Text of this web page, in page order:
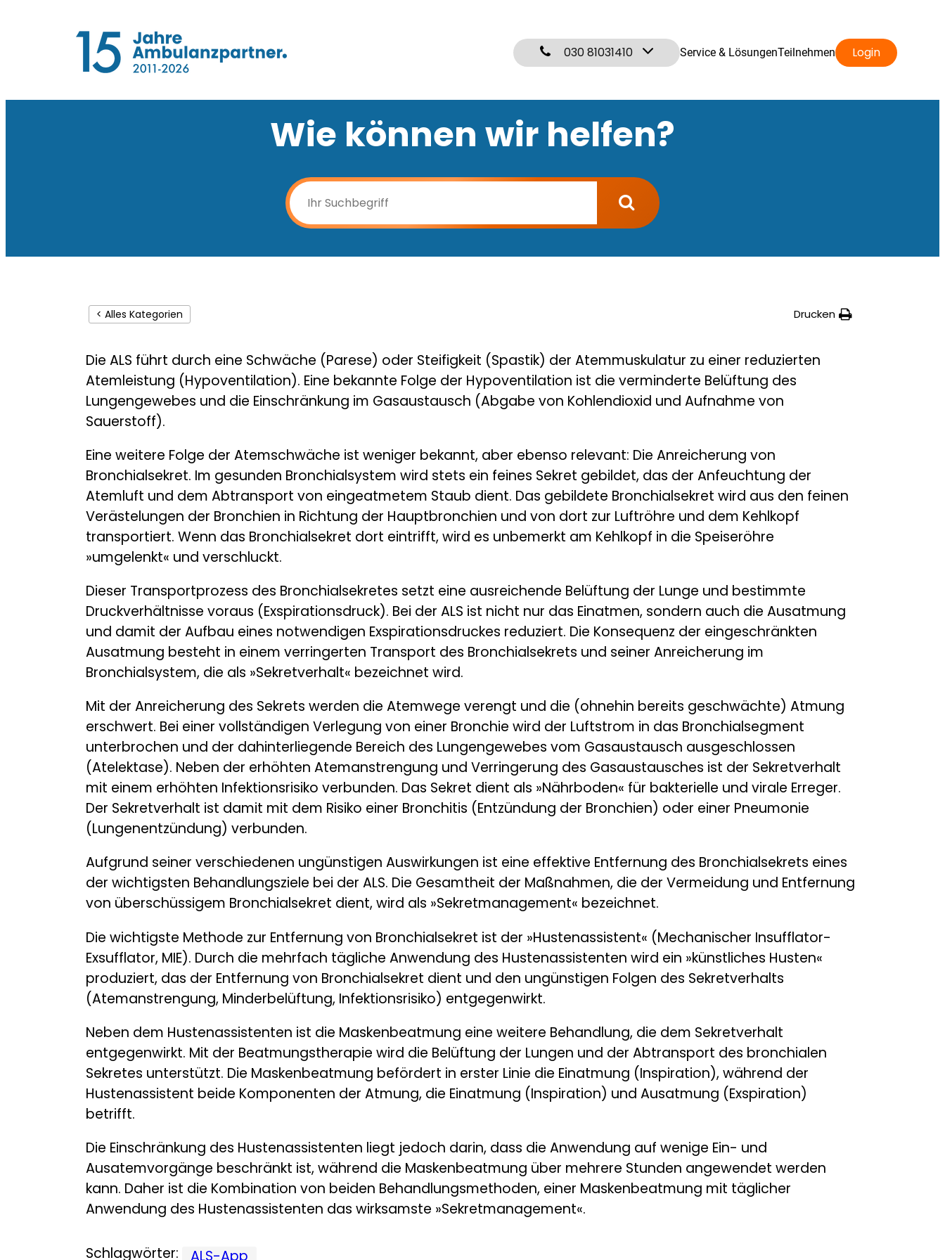
030 81031410 Service & LösungenTeilnehmen Login
Wie können wir helfen?
< Alles Kategorien Drucken
Die ALS führt durch eine Schwäche (Parese) oder Steifigkeit (Spastik) der Atemmuskulatur zu einer reduzierten
Atemleistung (Hypoventilation). Eine bekannte Folge der Hypoventilation ist die verminderte Belüftung des
Lungengewebes und die Einschränkung im Gasaustausch (Abgabe von Kohlendioxid und Aufnahme von
Sauerstoff).
Eine weitere Folge der Atemschwäche ist weniger bekannt, aber ebenso relevant: Die Anreicherung von
Bronchialsekret. Im gesunden Bronchialsystem wird stets ein feines Sekret gebildet, das der Anfeuchtung der
Atemluft und dem Abtransport von eingeatmetem Staub dient. Das gebildete Bronchialsekret wird aus den feinen
Verästelungen der Bronchien in Richtung der Hauptbronchien und von dort zur Luftröhre und dem Kehlkopf
transportiert. Wenn das Bronchialsekret dort eintrifft, wird es unbemerkt am Kehlkopf in die Speiseröhre
»umgelenkt« und verschluckt.
Dieser Transportprozess des Bronchialsekretes setzt eine ausreichende Belüftung der Lunge und bestimmte
Druckverhältnisse voraus (Exspirationsdruck). Bei der ALS ist nicht nur das Einatmen, sondern auch die Ausatmung
und damit der Aufbau eines notwendigen Exspirationsdruckes reduziert. Die Konsequenz der eingeschränkten
Ausatmung besteht in einem verringerten Transport des Bronchialsekrets und seiner Anreicherung im
Bronchialsystem, die als »Sekretverhalt« bezeichnet wird.
Mit der Anreicherung des Sekrets werden die Atemwege verengt und die (ohnehin bereits geschwächte) Atmung
erschwert. Bei einer vollständigen Verlegung von einer Bronchie wird der Luftstrom in das Bronchialsegment
unterbrochen und der dahinterliegende Bereich des Lungengewebes vom Gasaustausch ausgeschlossen
(Atelektase). Neben der erhöhten Atemanstrengung und Verringerung des Gasaustausches ist der Sekretverhalt
mit einem erhöhten Infektionsrisiko verbunden. Das Sekret dient als »Nährboden« für bakterielle und virale Erreger.
Der Sekretverhalt ist damit mit dem Risiko einer Bronchitis (Entzündung der Bronchien) oder einer Pneumonie
(Lungenentzündung) verbunden.
Aufgrund seiner verschiedenen ungünstigen Auswirkungen ist eine effektive Entfernung des Bronchialsekrets eines
der wichtigsten Behandlungsziele bei der ALS. Die Gesamtheit der Maßnahmen, die der Vermeidung und Entfernung
von überschüssigem Bronchialsekret dient, wird als »Sekretmanagement« bezeichnet.
Die wichtigste Methode zur Entfernung von Bronchialsekret ist der »Hustenassistent« (Mechanischer Insufflator-
Exsufflator, MIE). Durch die mehrfach tägliche Anwendung des Hustenassistenten wird ein »künstliches Husten«
produziert, das der Entfernung von Bronchialsekret dient und den ungünstigen Folgen des Sekretverhalts
(Atemanstrengung, Minderbelüftung, Infektionsrisiko) entgegenwirkt.
Neben dem Hustenassistenten ist die Maskenbeatmung eine weitere Behandlung, die dem Sekretverhalt
entgegenwirkt. Mit der Beatmungstherapie wird die Belüftung der Lungen und der Abtransport des bronchialen
Sekretes unterstützt. Die Maskenbeatmung befördert in erster Linie die Einatmung (Inspiration), während der
Hustenassistent beide Komponenten der Atmung, die Einatmung (Inspiration) und Ausatmung (Exspiration)
betrifft.
Die Einschränkung des Hustenassistenten liegt jedoch darin, dass die Anwendung auf wenige Ein- und
Ausatemvorgänge beschränkt ist, während die Maskenbeatmung über mehrere Stunden angewendet werden
kann. Daher ist die Kombination von beiden Behandlungsmethoden, einer Maskenbeatmung mit täglicher
Anwendung des Hustenassistenten das wirksamste »Sekretmanagement«.
Schlagwörter: ALS-App